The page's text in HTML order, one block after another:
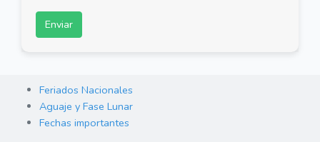
Enviar
Feriados Nacionales
Aguaje y Fase Lunar
Fechas importantes